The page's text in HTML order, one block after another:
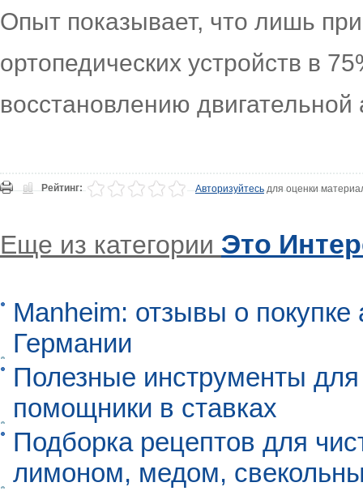
Опыт показывает, что лишь
ортопедических устройств в
восстановлению двигательной
Рейтинг: Авторизуйтесьдля оценки
Еще из категории Это
Manheim: отзывы о
Германии
Полезные инструменты
помощники в ставках
Подборка рецептов для
лимоном, медом,